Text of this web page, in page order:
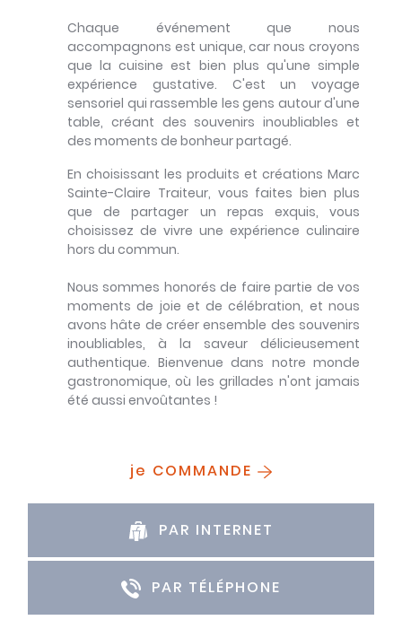
Chaque événement que nous
accompagnons est unique, car nous croyons
que la cuisine est bien plus qu'une simple
expérience gustative. C'est un voyage
sensoriel qui rassemble les gens autour d'une
table, créant des souvenirs inoubliables et
des moments de bonheur partagé.
En choisissant les produits et créations Marc
Sainte-Claire Traiteur, vous faites bien plus
que de partager un repas exquis, vous
choisissez de vivre une expérience culinaire
hors du commun.
Nous sommes honorés de faire partie de vos
moments de joie et de célébration, et nous
avons hâte de créer ensemble des souvenirs
inoubliables, à la saveur délicieusement
authentique. Bienvenue dans notre monde
gastronomique, où les grillades n'ont jamais
été aussi envoûtantes !
je COMMANDE
PAR INTERNET
PAR TÉLÉPHONE